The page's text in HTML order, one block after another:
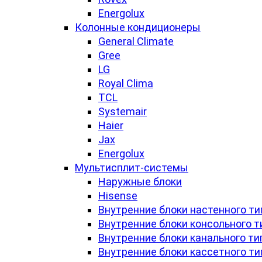
Energolux
Колонные кондиционеры
General Climate
Gree
LG
Royal Clima
TCL
Systemair
Haier
Jax
Energolux
Мультисплит-системы
Наружные блоки
Hisense
Внутренние блоки настенного
Внутренние блоки консольного
Внутренние блоки канального
Внутренние блоки кассетного